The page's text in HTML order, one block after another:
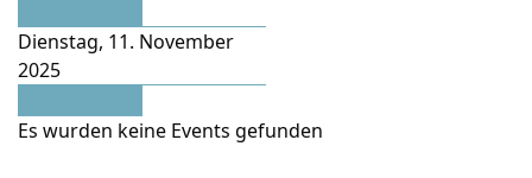
Dienstag, 11. November
2025
Es wurden keine Events gefunden